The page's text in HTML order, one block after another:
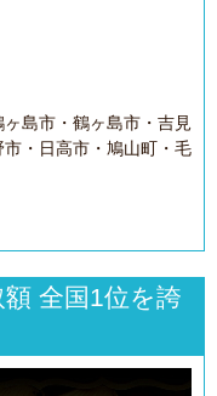
島市・鶴ヶ島市・吉見
・日高市・鳩山町・毛
全国1位を誇